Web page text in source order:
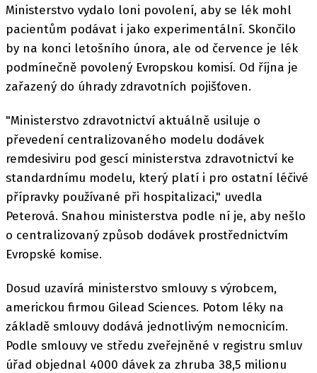
Ministerstvo vydalo loni povolení, aby se lék mohl
pacientům podávat i jako experimentální. Skončilo
by na konci letošního února, ale od července je lék
podmínečně povolený Evropskou komisí. Od října je
zařazený do úhrady zdravotních pojišťoven.
"Ministerstvo zdravotnictví aktuálně usiluje o
převedení centralizovaného modelu dodávek
remdesiviru pod gescí ministerstva zdravotnictví ke
standardnímu modelu, který platí i pro ostatní léčivé
přípravky používané při hospitalizaci," uvedla
Peterová. Snahou ministerstva podle ní je, aby nešlo
o centralizovaný způsob dodávek prostřednictvím
Evropské komise.
Dosud uzavírá ministerstvo smlouvy s výrobcem,
americkou firmou Gilead Sciences. Potom léky na
základě smlouvy dodává jednotlivým nemocnicím.
Podle smlouvy ve středu zveřejněné v registru smluv
úřad objednal 4000 dávek za zhruba 38,5 milionu